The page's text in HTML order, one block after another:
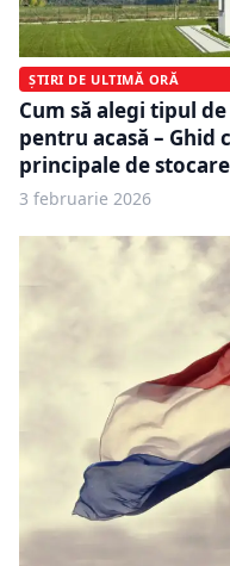
ȘTIRI DE ULTIMĂ ORĂ
Cum să alegi tipul
pentru acasă –
principale de
3 februarie 2026